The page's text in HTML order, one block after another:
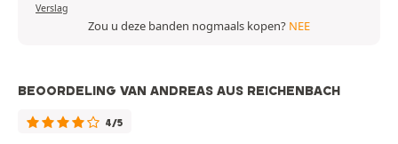
Verslag
Zou u deze banden nogmaals kopen? NEE
BEOORDELING VAN ANDREAS AUS REICHENBACH
4/5